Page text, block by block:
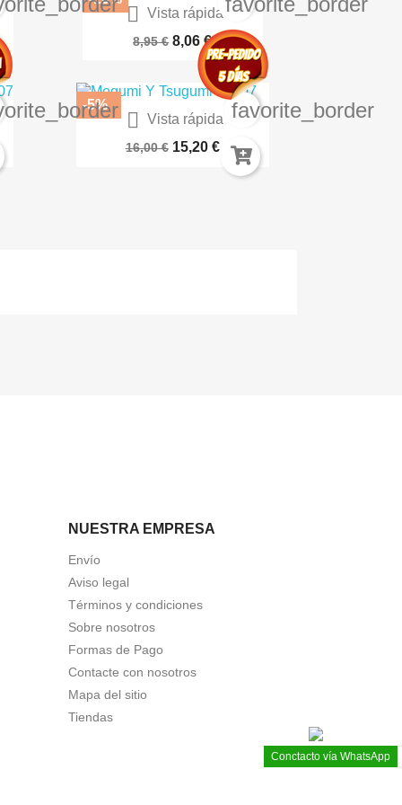
 Vista rápida
Nana 14 Nueva Edicion...
8,95 € 8,06 €
 Vista rápida
Blacksad 7 Todo Cae Segunda...
16,00 € 15,20 €
-5% favorite_border
NUESTRA EMPRESA
Envío
Aviso legal
Términos y condiciones
Sobre nosotros
Formas de Pago
Contacte con nosotros
Mapa del sitio
Tiendas
Conctacto vía WhatsApp